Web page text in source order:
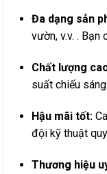
Đa dạng sản
vườn, v.v. . Bạn
Chất lượng
suất chiếu sáng.
Hậu mãi tốt:
đội kỹ thuật
Thương hiệu